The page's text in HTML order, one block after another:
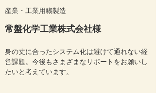
産業・工業用糊製造
常盤化学工業株式会社様
身の丈に合ったシステム化は避けて通れない経
営課題。今後もさまざまなサポートをお願いし
たいと考えています。